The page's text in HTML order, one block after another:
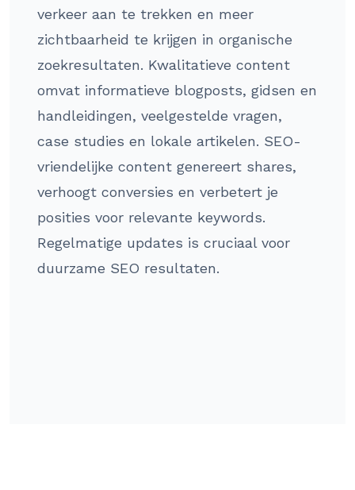
verkeer aan te trekken en meer
zichtbaarheid te krijgen in organische
zoekresultaten. Kwalitatieve content
omvat informatieve blogposts, gidsen en
handleidingen, veelgestelde vragen,
case studies en lokale artikelen. SEO-
vriendelijke content genereert shares,
verhoogt conversies en verbetert je
posities voor relevante keywords.
Regelmatige updates is cruciaal voor
duurzame SEO resultaten.